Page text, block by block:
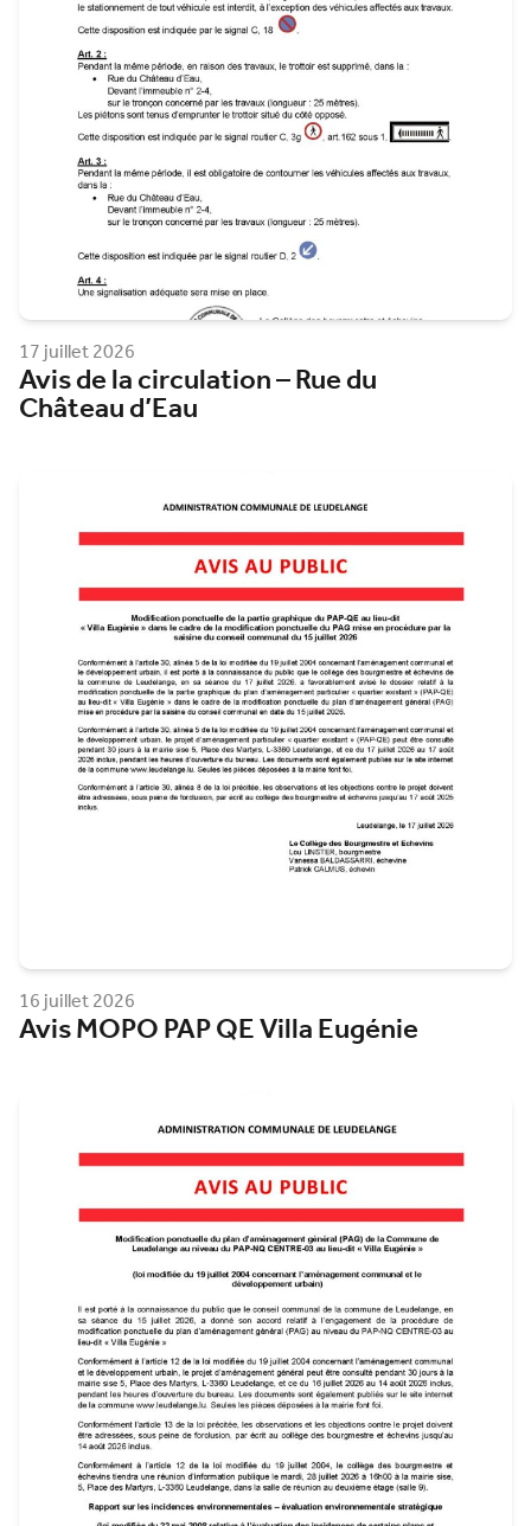
17 juillet 2026
Avis de la circulation – Rue du
Château d’Eau
16 juillet 2026
Avis MOPO PAP QE Villa Eugénie